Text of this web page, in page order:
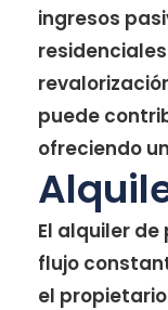
ingresos
puede
ofreciendo
El alquiler
flujo
el